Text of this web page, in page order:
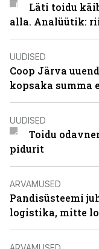
Läti toidu
alla. Analüütik:
UUDISED
Coop Järva
kopsaka summa
UUDISED
Toidu
pidurit
ARVAMUSED
Pandisüsteemi
logistika, mitte